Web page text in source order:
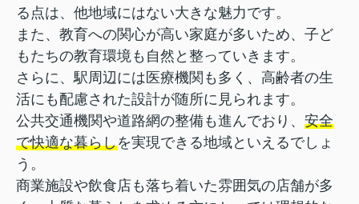
る点は、他地域にはない大きな魅力です。
また、教育への関心が高い家庭が多いため、子ど
もたちの教育環境も自然と整っていきます。
さらに、駅周辺には医療機関も多く、高齢者の生
活にも配慮された設計が随所に見られます。
公共交通機関や道路網の整備も進んでおり、 安全
で快適な暮らしを実現できる地域といえるでしょ
う。
商業施設や飲食店も落ち着いた雰囲気の店舗が多